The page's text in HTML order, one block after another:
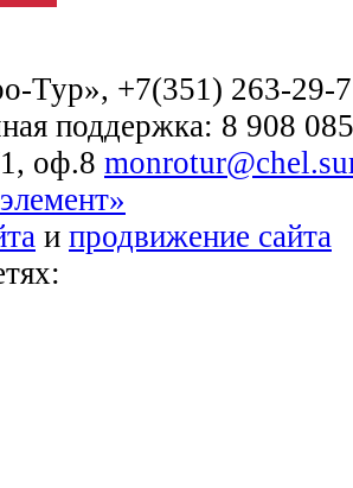
Тур», +7(351) 263-29-
поддержка: 8 908
оф.8
и продвижение сайта